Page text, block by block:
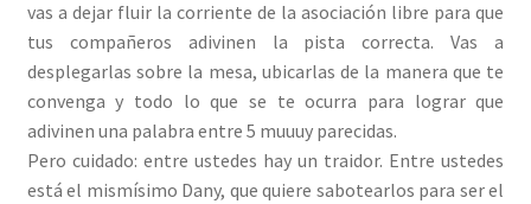
vas a dejar fluir la corriente de la asociación libre para que
tus compañeros adivinen la pista correcta. Vas a
desplegarlas sobre la mesa, ubicarlas de la manera que te
convenga y todo lo que se te ocurra para lograr que
adivinen una palabra entre 5 muuuy parecidas.
Pero cuidado: entre ustedes hay un traidor. Entre ustedes
está el mismísimo Dany, que quiere sabotearlos para ser el